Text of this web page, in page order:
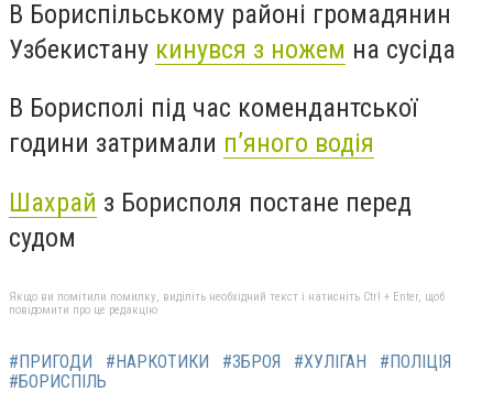
В Бориспільському районі громадянин
Узбекистану кинувся з ножем на сусіда
В Борисполі під час комендантської
години затримали п’яного водія
Шахрай з Борисполя постане перед
судом
Якщо ви помітили помилку, виділіть необхідний текст і натисніть Ctrl + Enter, щоб
повідомити про це редакцію
#ПРИГОДИ #НАРКОТИКИ #ЗБРОЯ #ХУЛІГАН
#ПОЛІЦІЯ
#БОРИСПІЛЬ